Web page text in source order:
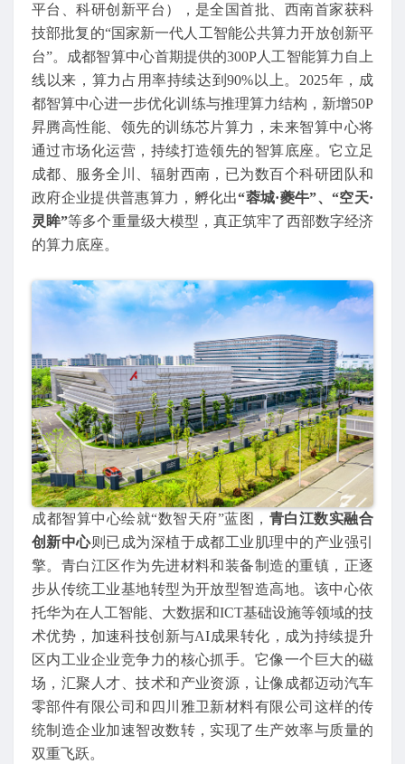
平台、科研创新平台），是全国首批、西南首家获科
技部批复的“国家新一代人工智能公共算力开放创新平
台”。成都智算中心首期提供的300P人工智能算力自上
线以来，算力占用率持续达到90%以上。2025年，成
都智算中心进一步优化训练与推理算力结构，新增50P
昇腾高性能、领先的训练芯片算力，未来智算中心将
通过市场化运营，持续打造领先的智算底座。它立足
成都、服务全川、辐射西南，已为数百个科研团队和
政府企业提供普惠算力，孵化出“蓉城·夔牛”、“空天·
灵眸”等多个重量级大模型，真正筑牢了西部数字经济
的算力底座。
成都智算中心绘就“数智天府”蓝图， 青白江数实融合
创新中心则已成为深植于成都工业肌理中的产业强引
擎。青白江区作为先进材料和装备制造的重镇，正逐
步从传统工业基地转型为开放型智造高地。该中心依
托华为在人工智能、大数据和ICT基础设施等领域的技
术优势，加速科技创新与AI成果转化，成为持续提升
区内工业企业竞争力的核心抓手。它像一个巨大的磁
场，汇聚人才、技术和产业资源，让像成都迈动汽车
零部件有限公司和四川雅卫新材料有限公司这样的传
统制造企业加速智改数转，实现了生产效率与质量的
双重飞跃。